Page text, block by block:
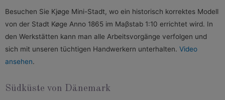
Besuchen Sie Kjøge Mini-Stadt, wo ein historisch korrektes Modell
von der Stadt Køge Anno 1865 im Maβstab 1:10 errichtet wird. In
den Werkstätten kann man alle Arbeitsvorgänge verfolgen und
sich mit unseren tüchtigen Handwerkern unterhalten. Video
ansehen.
Südküste von Dänemark